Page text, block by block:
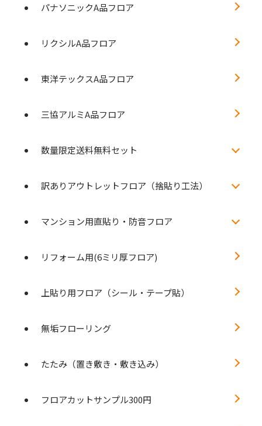
パナソニックA品フロア
リクシルA品フロア
東洋テックスA品フロア
三協アルミA品フロア
数量限定送料無料セット
訳ありアウトレットフロア（捨貼り工法）
マンション用直貼り・防音フロア
リフォーム用(6ミリ厚フロア)
上貼り用フロア（シール・テープ貼）
無垢フローリング
たたみ（置き敷き・敷き込み）
フロアカットサンプル300円